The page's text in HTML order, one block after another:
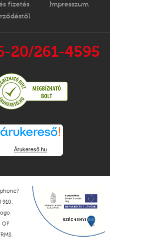
fizetés
Impresszum
20/261-4595
Árukereső.hu
910.
OF